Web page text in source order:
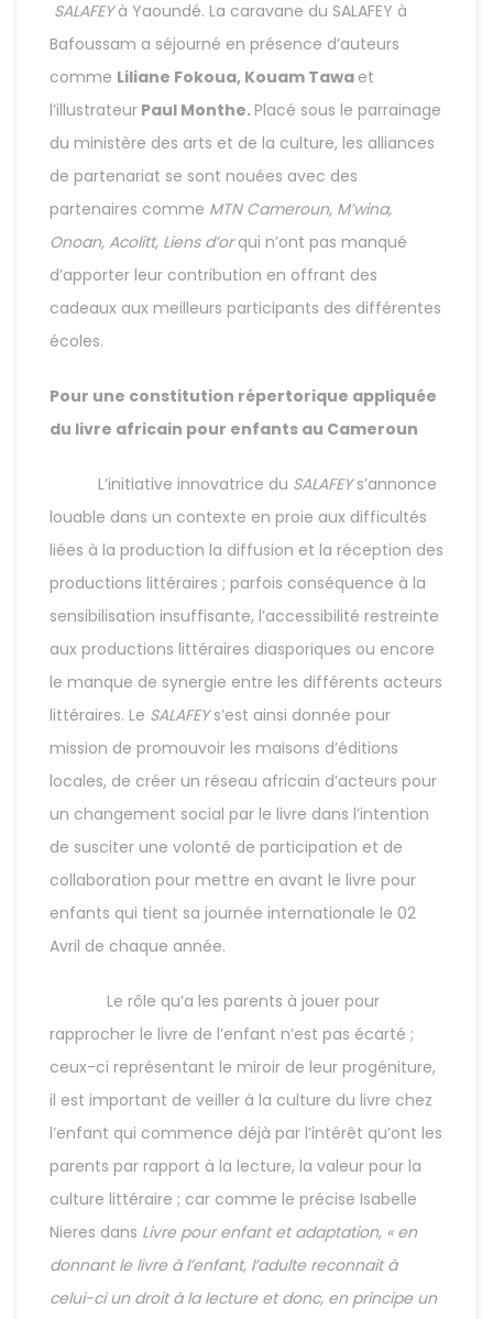
SALAFEYà Yaoundé. La caravane du SALAFEY à
Bafoussam a séjourné en présence d’auteurs
comme Liliane Fokoua, Kouam Tawa et
l’illustrateur Paul Monthe.Placé sous le parrainage
du ministère des arts et de la culture, les alliances
de partenariat se sont nouées avec des
partenaires comme MTN Cameroun, M’wina,
Onoan, Acolitt, Liens d’orqui n’ont pas manqué
d’apporter leur contribution en offrant des
cadeaux aux meilleurs participants des différentes
écoles.
Pour une constitution répertorique appliquée
du livre africain pour enfants au Cameroun
L’initiative innovatrice du SALAFEYs’annonce
louable dans un contexte en proie aux difficultés
liées à la production la diffusion et la réception des
productions littéraires ; parfois conséquence à la
sensibilisation insuffisante, l’accessibilité restreinte
aux productions littéraires diasporiques ou encore
le manque de synergie entre les différents acteurs
littéraires. Le SALAFEYs’est ainsi donnée pour
mission de promouvoir les maisons d’éditions
locales, de créer un réseau africain d’acteurs pour
un changement social par le livre dans l’intention
de susciter une volonté de participation et de
collaboration pour mettre en avant le livre pour
enfants qui tient sa journée internationale le 02
Avril de chaque année.
Le rôle qu’a les parents à jouer pour
rapprocher le livre de l’enfant n’est pas écarté ;
ceux-ci représentant le miroir de leur progéniture,
il est important de veiller à la culture du livre chez
l’enfant qui commence déjà par l’intérêt qu’ont les
parents par rapport à la lecture, la valeur pour la
culture littéraire ; car comme le précise Isabelle
Nieres dans Livre pour enfant et adaptation, « en
donnant le livre à l’enfant, l’adulte reconnait à
celui-ci un droit à la lecture et donc, en principe un